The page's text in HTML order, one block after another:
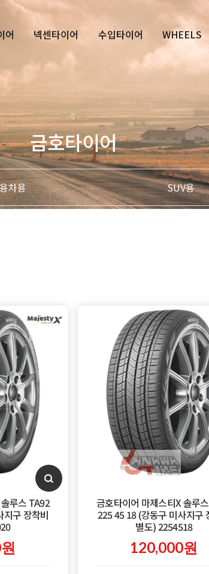
어 넥센타이어 수입타이어 WHEELS
금호타이어
차용 SUV용
루스 TA92
구 장착비
금호타이어 마제스티X 솔루
225 45 18 (강동구 미사지구
별도) 2254518
120,000원